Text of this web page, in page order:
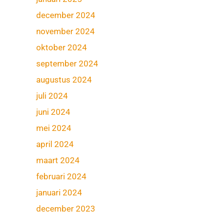
december 2024
november 2024
oktober 2024
september 2024
augustus 2024
juli 2024
juni 2024
mei 2024
april 2024
maart 2024
februari 2024
januari 2024
december 2023